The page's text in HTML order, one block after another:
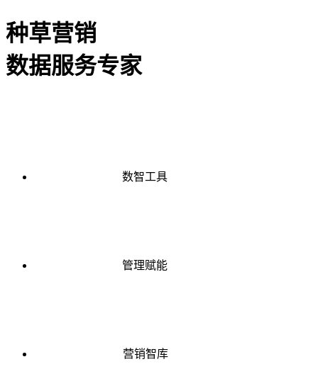
种草营销
数据服务专家
数智工具
管理赋能
营销智库